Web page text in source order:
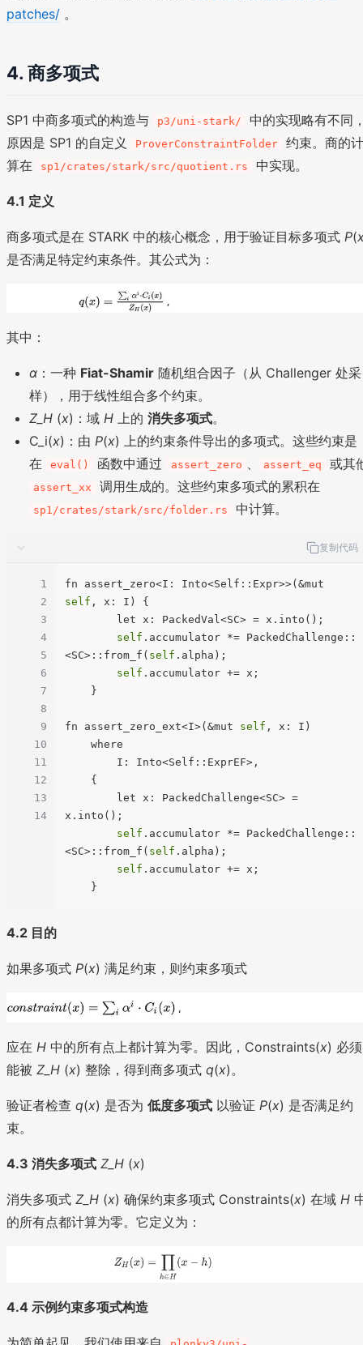
patches/ 。
4. 商多项式
SP1 中商多项式的构造与 p3/uni-stark/
中的实现略有不同
原因是 SP1 的自定义
ProverConstraintFolder
约束。商的
算在
sp1/crates/stark/src/quotient.rs 中实现。
4.1 定义
商多项式是在 STARK 中的核心概念，用于验证目标多项式 P(
是否满足特定约束条件。其公式为：
其中：
α ：一种 Fiat-Shamir 随机组合因子（从 Challenger 处采
样），用于线性组合多个约束。
Z_H ​(x)：域 H 上的 消失多项式。
C_i(x)：由 P(x) 上的约束条件导出的多项式。这些约束是
在
eval() 函数中通过 assert_zero 、 assert_eq 或其
assert_xx 调用生成的。这些约束多项式的累积在
sp1/crates/stark/src/folder.rs 中计算。
复制代码
1
2
3
4
5
6
7
8
9
10
11
12
13
14
self , x: I) {
self .accumulator *= PackedChallenge::
<SC>::from_f( self .alpha);
self .accumulator += x;
fn assert_zero_ext<I>(&mut self , x: I)
x.into();
self .accumulator *= PackedChallenge::
<SC>::from_f( self .alpha);
self .accumulator += x;
4.2 目的
如果多项式 P(x) 满足约束，则约束多项式
应在 H 中的所有点上都计算为零。因此，Constraints(x) 必须
能被 Z_H ​(x) 整除，得到商多项式 q(x)。
验证者检查 q(x) 是否为 低度多项式 以验证 P(x) 是否满足约
束。
4.3 消失多项式 Z_H ​(x)
消失多项式 Z_H ​(x) 确保约束多项式 Constraints(x) 在域 H
的所有点都计算为零。它定义为：
4.4 示例约束多项式构造